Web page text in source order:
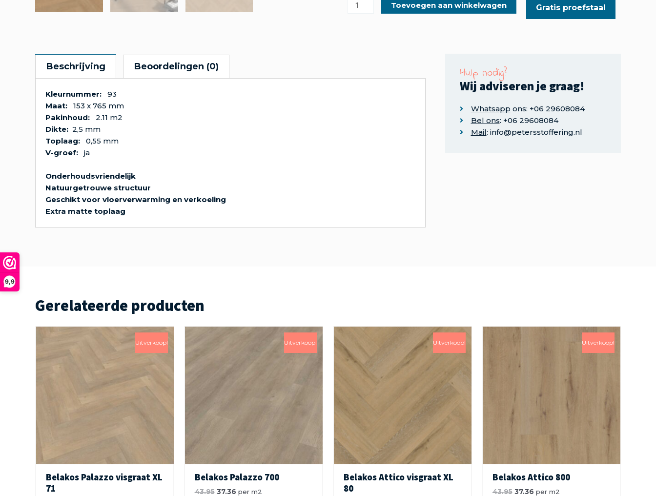
9,9
Toevoegen aan winkelwagen Gratis proefstaal
Beschrijving Beoordelingen (0)
Kleurnummer: 93
Maat:
153 x 765 mm
Pakinhoud:
2.11 m2
Dikte: 2,5 mm
Toplaag:
0,55 mm
V-groef: ja
Onderhoudsvriendelijk
Natuurgetrouwe structuur
Geschikt voor vloerverwarming en verkoeling
Extra matte toplaag
Hulp nodig?
Wij adviseren je graag!
Whatsapp ons: +06 29608084
Bel ons: +06 29608084
Mail: info@petersstoffering.nl
Gerelateerde producten
Uitverkoop!
Belakos Palazzo visgraat XL
71
Uitverkoop!
Belakos Palazzo 700
43.95 37.36 per m2
Uitverkoop!
Belakos Attico visgraat XL
80
Uitverkoop!
Belakos Attico 800
43.95 37.36 per m2